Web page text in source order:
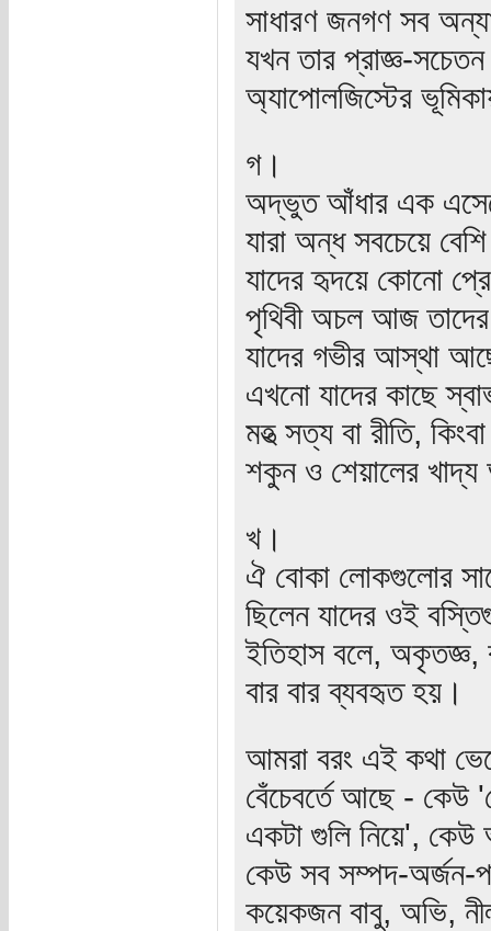
সাধারণ জনগণ সব
যখন তার প্রাজ্ঞ-
অ্যাপোলজিস্টের
গ।
অদ্ভুত আঁধার এক
যারা অন্ধ সবচেয়ে
যাদের হৃদয়ে কোনো
পৃথিবী অচল আজ তাদের
যাদের গভীর আস্থা
এখনো যাদের কাছে
মহত্‍‌ সত্য বা রীতি,
শকুন ও শেয়ালের
খ।
ঐ বোকা লোকগুলোর
ছিলেন যাদের ওই
ইতিহাস বলে, অকৃতজ্ঞ,
বার বার ব্যবহৃত হয়।
আমরা বরং এই কথা
বেঁচেবর্তে আছে -
একটা গুলি নিয়ে',
কেউ সব সম্পদ-অর্জন-
কয়েকজন বাবু, অভি,